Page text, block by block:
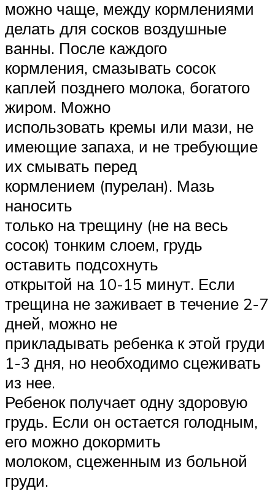
можно чаще, между кормлениями
делать для сосков воздушные
ванны. После каждого
кормления, смазывать сосок
каплей позднего молока, богатого
жиром. Можно
использовать кремы или мази, не
имеющие запаха, и не требующие
их смывать перед
кормлением (пурелан). Мазь
наносить
только на трещину (не на весь
сосок) тонким слоем, грудь
оставить подсохнуть
открытой на 10-15 минут. Если
трещина не заживает в течение 2-7
дней, можно не
прикладывать ребенка к этой груди
1-3 дня, но необходимо сцеживать
из нее.
Ребенок получает одну здоровую
грудь. Если он остается голодным,
его можно докормить
молоком, сцеженным из больной
груди.